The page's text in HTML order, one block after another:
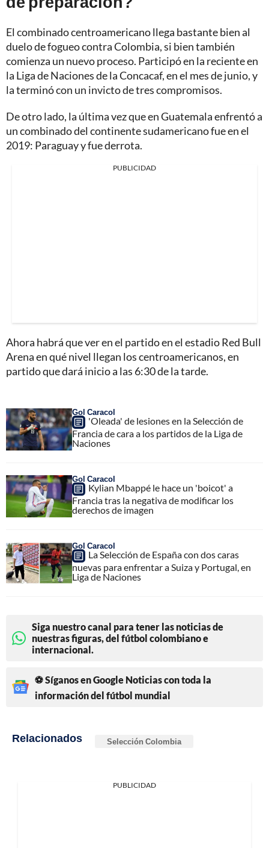
El combinado centroamericano llega bastante bien al
duelo de fogueo contra Colombia, si bien también
comienza un nuevo proceso. Participó en la reciente en
la Liga de Naciones de la Concacaf, en el mes de junio, y
la terminó con un invicto de tres compromisos.
De otro lado, la última vez que en Guatemala enfrentó a
un combinado del continente sudamericano fue en el
2019: Paraguay y fue derrota.
PUBLICIDAD
Ahora habrá que ver en el partido en el estadio Red Bull
Arena en qué nivel llegan los centroamericanos, en
partido que dará inicio a las 6:30 de la tarde.
Gol Caracol
'Oleada' de lesiones en la Selección de
Francia de cara a los partidos de la Liga de
Naciones
Gol Caracol
Kylian Mbappé le hace un 'boicot' a
Francia tras la negativa de modificar los
derechos de imagen
Gol Caracol
La Selección de España con dos caras
nuevas para enfrentar a Suiza y Portugal, en
Liga de Naciones
Siga nuestro canal para tener las noticias de
nuestras figuras, del fútbol colombiano e
internacional.
⚽ Síganos en Google Noticias con toda la
información del fútbol mundial
Relacionados Selección Colombia
PUBLICIDAD